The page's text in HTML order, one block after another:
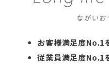
お客様満足度No.1
従業員満足度No.1